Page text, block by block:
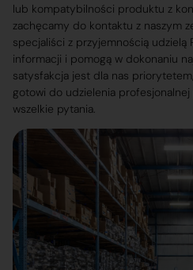
lub kompatybilności produktu z
zachęcamy do kontaktu z naszym
specjaliści z przyjemnością udzielą
informacji i pomogą w dokonaniu
satysfakcja jest dla nas
gotowi do udzielenia
wszelkie pytania.